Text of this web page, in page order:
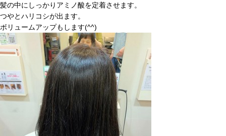
髪の中にしっかりアミノ酸を定着させます。
つやとハリコシが出ます。
ボリュームアップもします(^^)